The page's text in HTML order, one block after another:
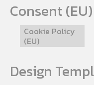
Consent (EU)
Cookie Policy
(EU)
Design